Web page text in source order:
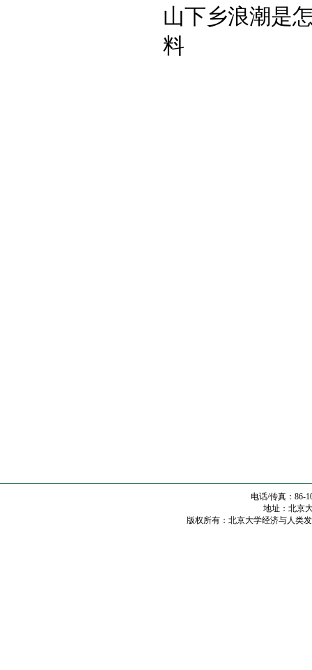
山下乡浪潮是
料
电话/传真：86-
地址：北京
版权所有：北京大学经济与人类